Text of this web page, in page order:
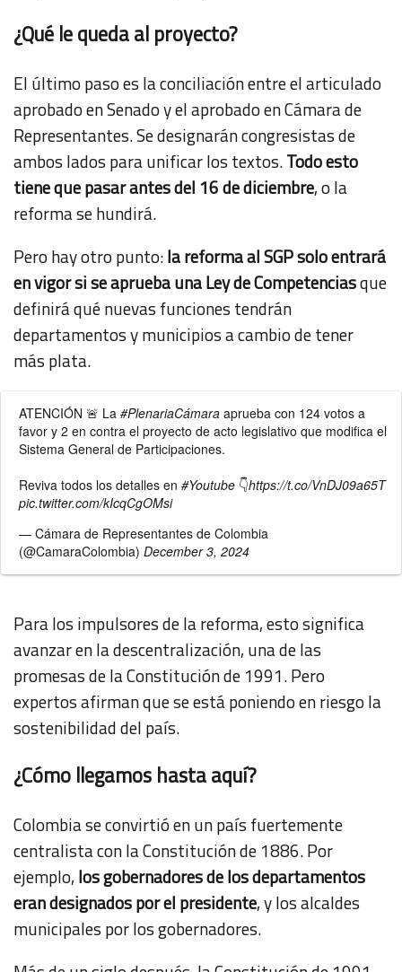
¿Qué le queda al proyecto?
El último paso es la conciliación entre el articulado
aprobado en Senado y el aprobado en Cámara de
Representantes. Se designarán congresistas de
ambos lados para unificar los textos.Todo esto
tiene que pasar antes del 16 de diciembre, o la
reforma se hundirá.
Pero hay otro punto:la reforma al SGP solo entrará
en vigor si se aprueba una Ley de Competenciasque
definirá qué nuevas funciones tendrán
departamentos y municipios a cambio de tener
más plata.
ATENCIÓN 🚨 La #PlenariaCámara aprueba con 124 votos a
favor y 2 en contra el proyecto de acto legislativo que modifica el
Sistema General de Participaciones.
Reviva todos los detalles en #Youtube 👇https://t.co/VnDJ09a65T
pic.twitter.com/kIcqCgOMsi
— Cámara de Representantes de Colombia
(@CamaraColombia) December 3, 2024
Para los impulsores de la reforma, esto significa
avanzar en la descentralización, una de las
promesas de la Constitución de 1991. Pero
expertos afirman que se está poniendo en riesgo la
sostenibilidad del país.
¿Cómo llegamos hasta aquí?
Colombia se convirtió en un país fuertemente
centralista con la Constitución de 1886. Por
ejemplo, los gobernadores de los departamentos
eran designados por el presidente, y los alcaldes
municipales por los gobernadores.